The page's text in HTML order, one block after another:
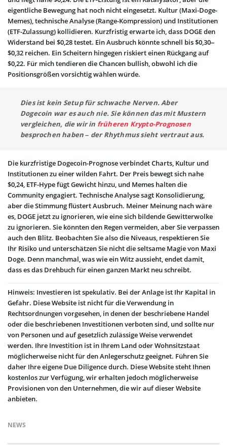
eigentliche Bewegung hat noch nicht eingesetzt. Kultur (Maxi-Doge-
Memes), technische Analyse (Range-Kompression) und Institutionen
(ETF-Zulassung) kollidieren. Kurzfristig erwarte ich, dass DOGE den
Widerstand bei $0,28 testet. Ein Ausbruch könnte schnell bis $0,30–
$0,32 reichen. Ein Scheitern hingegen riskiert einen Rückgang auf
$0,22. Für mich tendieren die Chancen bullish, obwohl ich die
Positionsgrößen vorsichtig wählen würde.
Dies ist kein Setup für schwache Nerven. Aber
Dogecoin war es auch nie. Sie können das mit Mustern
vergleichen, die wir in früheren Krypto-Prognosen
besprochen haben – der Rhythmus sieht vertraut aus.
Die kurzfristige Dogecoin-Prognose verbindet Charts, Kultur und
Institutionen zu einer wilden Fahrt. Der Preis bewegt sich nahe
$0,24, ETF-Hype fügt Gewicht hinzu, und Memes halten die
Community engagiert. Technische Analyse sagt Konsolidierung,
aber die Stimmung flüstert Ausbruch. Meiner Meinung nach wäre
es, DOGE jetzt zu ignorieren, wie eine sich bildende Gewitterwolke
zu ignorieren. Sie könnten den Regen vermeiden, aber Sie verpassen
auch den Blitz. Beobachten Sie also die Niveaus, respektieren Sie
Ihr Risiko und unterschätzen Sie nicht die seltsame Magie von Maxi
Doge. Denn manchmal, was wie ein Witz aussieht, endet damit,
dass es das Drehbuch für einen ganzen Markt neu schreibt.
Hinweis: Investieren ist spekulativ. Bei der Anlage ist Ihr Kapital in
Gefahr. Diese Website ist nicht für die Verwendung in
Rechtsordnungen vorgesehen, in denen der beschriebene Handel
oder die beschriebenen Investitionen verboten sind, und sollte nur
von Personen und auf gesetzlich zulässige Weise verwendet
werden. Ihre Investition ist in Ihrem Land oder Wohnsitzstaat
möglicherweise nicht für den Anlegerschutz geeignet. Führen Sie
daher Ihre eigene Due Diligence durch. Diese Website steht Ihnen
kostenlos zur Verfügung, wir erhalten jedoch möglicherweise
Provisionen von den Unternehmen, die wir auf dieser Website
anbieten.
NEWS